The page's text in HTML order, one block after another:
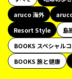
aruco 海外
Resort Style
島
BOOKS スペシャル
BOOKS 旅と健康